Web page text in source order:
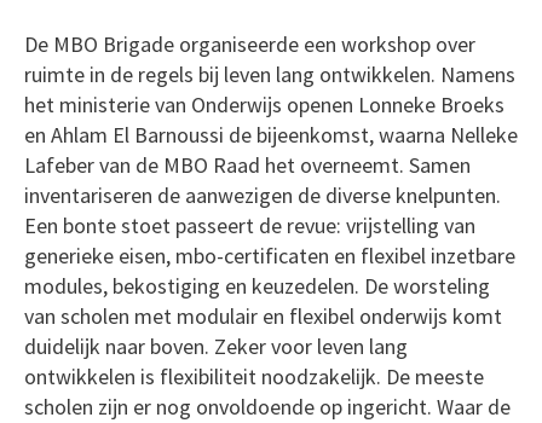
De MBO Brigade organiseerde een workshop over
ruimte in de regels bij leven lang ontwikkelen. Namens
het ministerie van Onderwijs openen Lonneke Broeks
en Ahlam El Barnoussi de bijeenkomst, waarna Nelleke
Lafeber van de MBO Raad het overneemt. Samen
inventariseren de aanwezigen de diverse knelpunten.
Een bonte stoet passeert de revue: vrijstelling van
generieke eisen, mbo-certificaten en flexibel inzetbare
modules, bekostiging en keuzedelen. De worsteling
van scholen met modulair en flexibel onderwijs komt
duidelijk naar boven. Zeker voor leven lang
ontwikkelen is flexibiliteit noodzakelijk. De meeste
scholen zijn er nog onvoldoende op ingericht. Waar de